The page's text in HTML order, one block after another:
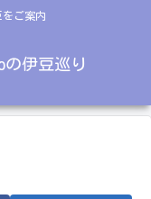
ご案内
伊豆巡り